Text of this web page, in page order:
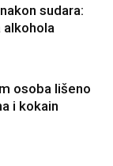
sudara:
osoba lišeno
i kokain